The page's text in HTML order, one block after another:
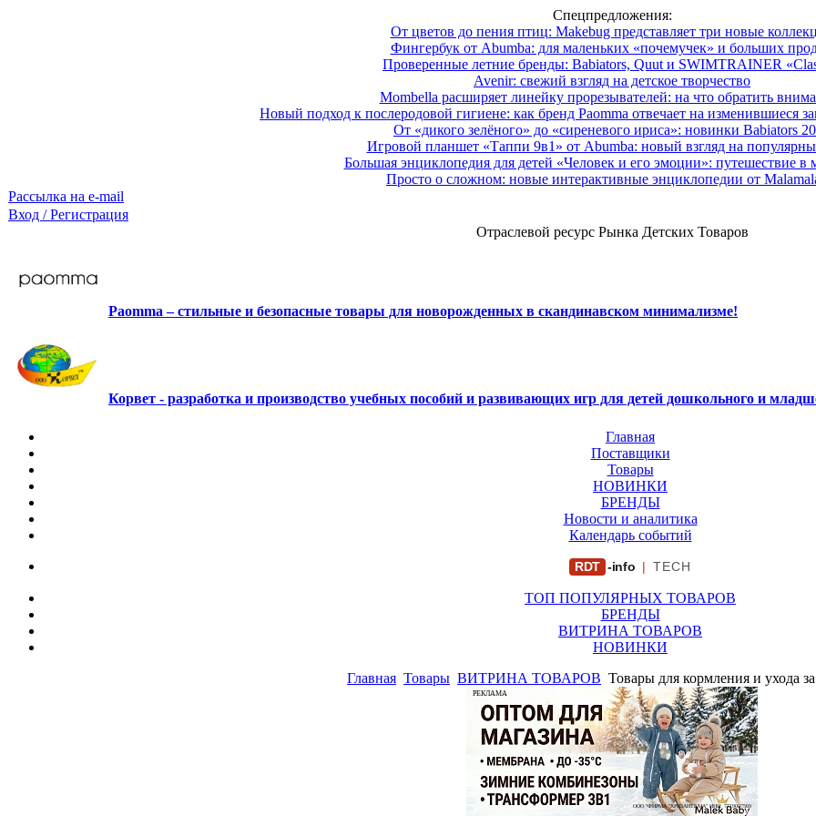
Спецпредложения:
От цветов до пения птиц: Makebug представляет три новые
Фингербук от Abumba: для маленьких «почемучек» и больших
Проверенные летние бренды: Babiators, Quut и SWIMTRAINER
Avenir: свежий взгляд на детское творчество
Mombella расширяет линейку прорезывателей: на что обратить
Новый подход к послеродовой гигиене: как бренд Paomma отвечает на изменившиеся
От «дикого зелёного» до «сиреневого ириса»: новинки Babiators
Игровой планшет «Таппи 9в1» от Abumba: новый взгляд на
Большая энциклопедия для детей «Человек и его эмоции»: путешествие в
Просто о сложном: новые интерактивные энциклопедии от
Рассылка на e-mail
Вход / Регистрация
Отраслевой ресурс Рынка Детских Товаров
Paomma – стильные и безопасные товары для новорожденных в скандинавском минимализме!
Корвет - разработка и производство учебных пособий и развивающих игр для детей дошкольного и
Главная
Поставщики
Товары
НОВИНКИ
БРЕНДЫ
Новости и аналитика
Календарь событий
RDT -info | TECH
ТОП ПОПУЛЯРНЫХ ТОВАРОВ
БРЕНДЫ
ВИТРИНА ТОВАРОВ
НОВИНКИ
Главная Товары ВИТРИНА ТОВАРОВ Товары для кормления и ухода
РЕКЛАМА
ООО "ФИРМА "ХРИЗАНТЕМА" ИНН: 7719007569